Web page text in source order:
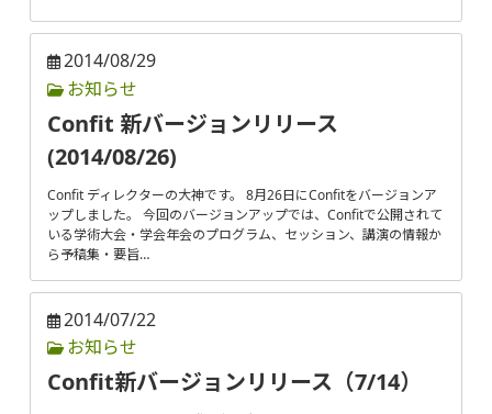
2014/08/29
お知らせ
Confit 新バージョンリリース
(2014/08/26)
Confit ディレクターの大神です。 8月26日にConfitをバージョンア
ップしました。 今回のバージョンアップでは、Confitで公開されて
いる学術大会・学会年会のプログラム、セッション、講演の情報か
ら予稿集・要旨…
2014/07/22
お知らせ
Confit新バージョンリリース（7/14）